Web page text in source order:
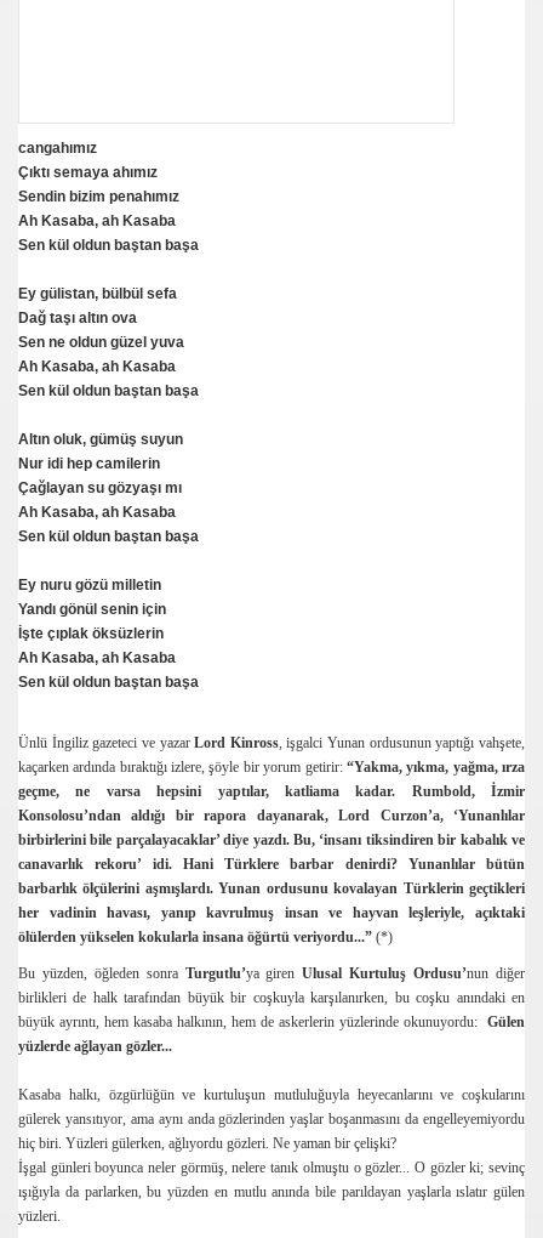
cangahımız
Çıktı semaya ahımız
Sendin bizim penahımız
Ah Kasaba, ah Kasaba
Sen kül oldun baştan başa
Ey gülistan, bülbül sefa
Dağ taşı altın ova
Sen ne oldun güzel yuva
Ah Kasaba, ah Kasaba
Sen kül oldun baştan başa
Altın oluk, gümüş suyun
Nur idi hep camilerin
Çağlayan su gözyaşı mı
Ah Kasaba, ah Kasaba
Sen kül oldun baştan başa
Ey nuru gözü milletin
Yandı gönül senin için
İşte çıplak öksüzlerin
Ah Kasaba, ah Kasaba
Sen kül oldun baştan başa
Ünlü İngiliz gazeteci ve yazarLord Kinross, işgalci Yunan ordusunun yaptığı vahşete,
kaçarken ardında bıraktığı izlere, şöyle bir yorum getirir: “Yakma, yıkma, yağma, ırza
geçme, ne varsa hepsini yaptılar, katliama kadar. Rumbold, İzmir
Konsolosu’ndan aldığı bir rapora dayanarak, Lord Curzon’a, ‘Yunanlılar
birbirlerini bile parçalayacaklar’ diye yazdı. Bu, ‘insanı tiksindiren bir kabalık ve
canavarlık rekoru’ idi. Hani Türklere barbar denirdi? Yunanlılar bütün
barbarlık ölçülerini aşmışlardı. Yunan ordusunu kovalayan Türklerin geçtikleri
her vadinin havası, yanıp kavrulmuş insan ve hayvan leşleriyle, açıktaki
ölülerden yükselen kokularla insana öğürtü veriyordu...” (*)
Bu yüzden, öğleden sonra Turgutlu’ya girenUlusal Kurtuluş Ordusu’nun diğer
birlikleri de halk tarafından büyük bir coşkuyla karşılanırken, bu coşku anındaki en
büyük ayrıntı, hem kasaba halkının, hem de askerlerin yüzlerinde okunuyordu: Gülen
yüzlerde ağlayan gözler...
Kasaba halkı, özgürlüğün ve kurtuluşun mutluluğuyla heyecanlarını ve coşkularını
gülerek yansıtıyor, ama aynı anda gözlerinden yaşlar boşanmasını da engelleyemiyordu
hiç biri. Yüzleri gülerken, ağlıyordu gözleri. Ne yaman bir çelişki?
İşgal günleri boyunca neler görmüş, nelere tanık olmuştu o gözler... O gözler ki; sevinç
ışığıyla da parlarken, bu yüzden en mutlu anında bile parıldayan yaşlarla ıslatır gülen
yüzleri.